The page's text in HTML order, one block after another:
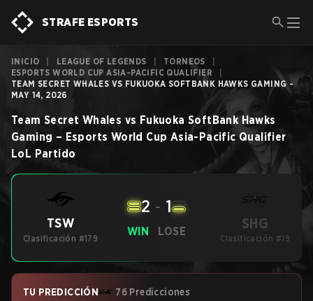
STRAFE ESPORTS
INICIO LEAGUE OF LEGENDS TORNEOS
ESPORTS WORLD CUP ASIA-PACIFIC QUALIFIER
TEAM SECRET WHALES VS FUKUOKA SOFTBANK HAWKS GAMING -
MAY 14, 2026
Team Secret Whales vs Fukuoka SoftBank Hawks
Gaming – Esports World Cup Asia-Pacific Qualifier
LoL Partido
TSW
Clasificación #179
WIN
2 - 1
LOSE SHG
Clasificación #19
TU PREDICCIÓN 76 Predicciones